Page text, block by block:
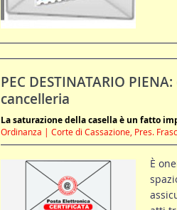
PEC DESTINATARIO
cancelleria
La saturazione della casella è un fatto
Ordinanza | Corte di Cassazione, Pres.
È